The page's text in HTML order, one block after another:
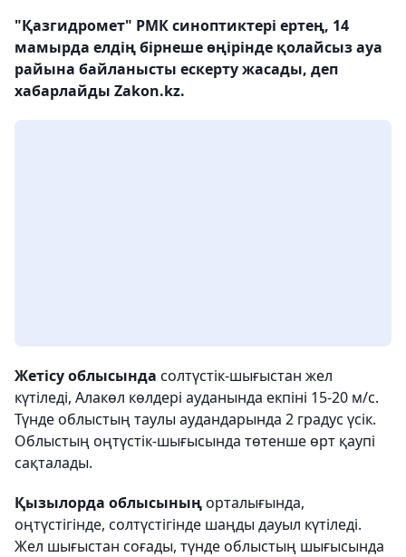
"Қазгидромет" РМК синоптиктері ертең, 14
мамырда елдің бірнеше өңірінде қолайсыз ауа
райына байланысты ескерту жасады, деп
хабарлайды Zakon.kz.
Жетісу облысында солтүстік-шығыстан жел
күтіледі, Алакөл көлдері ауданында екпіні 15-20 м/с.
Түнде облыстың таулы аудандарында 2 градус үсік.
Облыстың оңтүстік-шығысында төтенше өрт қаупі
сақталады.
Қызылорда облысыныңорталығында,
оңтүстігінде, солтүстігінде шаңды дауыл күтіледі.
Жел шығыстан соғады, түнде облыстың шығысында